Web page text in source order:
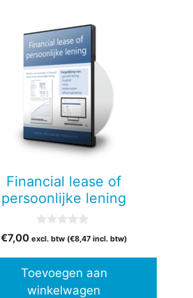
Financial lease of
persoonlijke lening
v
5
€7,00 excl. btw (€8,47 incl. btw)
Toevoegen aan
winkelwagen